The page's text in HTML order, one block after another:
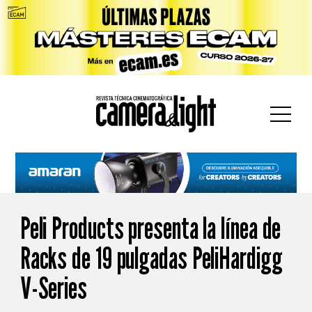
Peli Products presenta la línea de
Racks de 19 pulgadas PeliHardigg
V-Series